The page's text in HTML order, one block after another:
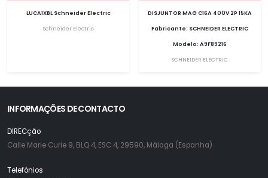
LUCA1XBL Schneider Electric
Schneider Electric
DISJUNTOR MAG C16A 400V 2P 15KA
Fabricante: SCHNEIDER ELECTRIC
Modelo: A9F89216
SCHNEIDER ELECTRIC
INFORMAÇÕES DE CONTACTO
DIRECção
Calle Marie Curie 9, BLQ 4, ESC 4, 29590, Málaga (Espanha)
Telefónios